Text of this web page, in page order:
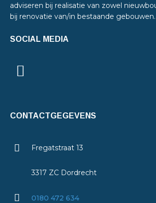
adviseren bij realisatie van zowel
bij renovatie van/in bestaande gebouwen.
SOCIAL MEDIA
CONTACTGEGEVENS
Fregatstraat 13
3317 ZC Dordrecht
0180 472 634